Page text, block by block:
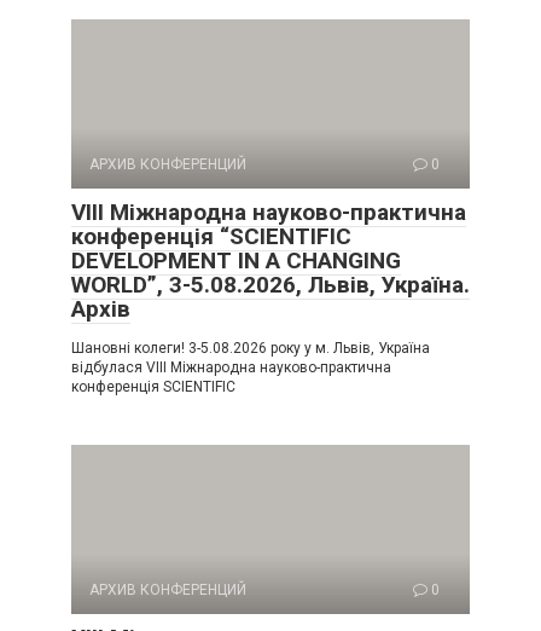
АРХИВ КОНФЕРЕНЦИЙ 0
VIII Міжнародна науково-практична
конференція “SCIENTIFIC
DEVELOPMENT IN A CHANGING
WORLD”, 3-5.08.2026, Львів, Україна.
Архів
Шановні колеги! 3-5.08.2026 року у м. Львів, Україна
відбулася VIII Міжнародна науково-практична
конференція SCIENTIFIC
АРХИВ КОНФЕРЕНЦИЙ 0